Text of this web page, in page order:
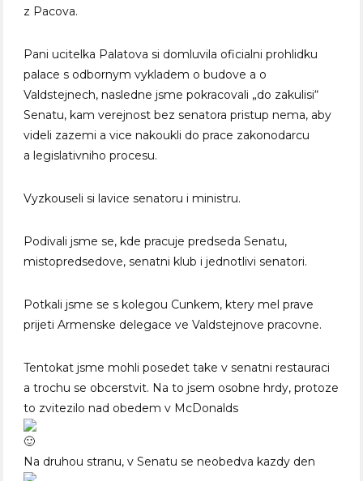
z Pacova.
Pani ucitelka Palatova si domluvila oficialni prohlidku
palace s odbornym vykladem o budove a o
Valdstejnech, nasledne jsme pokracovali „do zakulisi“
Senatu, kam verejnost bez senatora pristup nema, aby
videli zazemi a vice nakoukli do prace zakonodarcu
a legislativniho procesu.
Vyzkouseli si lavice senatoru i ministru.
Podivali jsme se, kde pracuje predseda Senatu,
mistopredsedove, senatni klub i jednotlivi senatori.
Potkali jsme se s kolegou Cunkem, ktery mel prave
prijeti Armenske delegace ve Valdstejnove pracovne.
Tentokat jsme mohli posedet take v senatni restauraci
a trochu se obcerstvit. Na to jsem osobne hrdy, protoze
to zvitezilo nad obedem v McDonalds
Na druhou stranu, v Senatu se neobedva kazdy den